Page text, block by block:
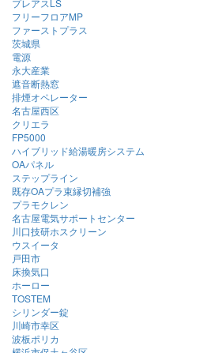
プレアスLS
フリーフロアMP
ファーストプラス
茨城県
電源
永大産業
遮音断熱窓
排煙オペレーター
名古屋西区
クリエラ
FP5000
ハイブリッド給湯暖房システム
OAパネル
ステップライン
既存OAプラ束縁切補強
プラモクレン
名古屋電気サポートセンター
川口技研ホスクリーン
ウスイータ
戸田市
床換気口
ホーロー
TOSTEM
シリンダー錠
川崎市幸区
波板ポリカ